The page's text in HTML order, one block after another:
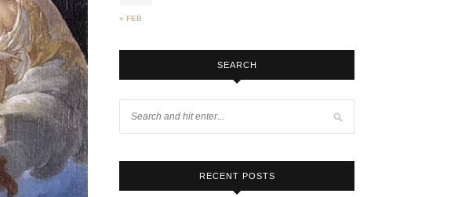
« FEB
SEARCH
RECENT POSTS